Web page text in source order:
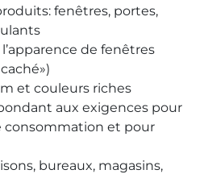
fenêtres, portes,
de fenêtres
et couleurs riches
aux exigences pour
consommation et pour
bureaux, magasins,